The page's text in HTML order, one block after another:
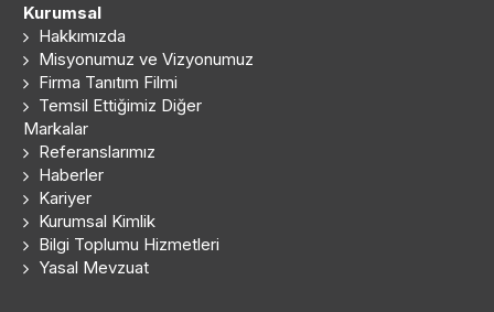
Kurumsal
Hakkımızda
Misyonumuz ve Vizyonumuz
Firma Tanıtım Filmi
Temsil Ettiğimiz Diğer
Markalar
Referanslarımız
Haberler
Kariyer
Kurumsal Kimlik
Bilgi Toplumu Hizmetleri
Yasal Mevzuat